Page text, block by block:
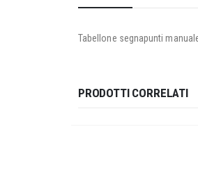
Tabellone segnapunti
PRODOTTI CORRELATI